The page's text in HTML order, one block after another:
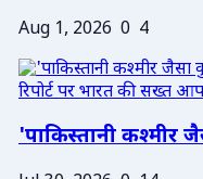
Aug 1, 2026 0 4
'पाकिस्तानी कश्मीर